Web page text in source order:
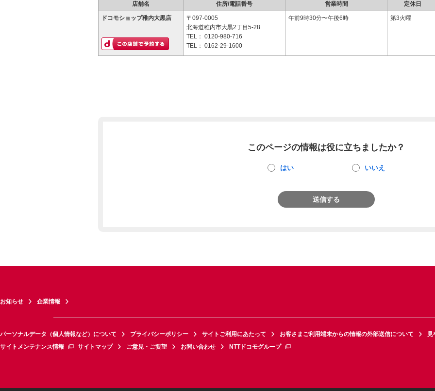
店舗名 住所/電話番号 営業時間 定休日
ドコモショップ稚内大黒店
〒097-0005
北海道稚内市大黒2丁目5-28
TEL： 0120-980-716
TEL： 0162-29-1600
午前9時30分〜午後6時 第3火曜
このページの情報は役に立ちましたか？
はい いいえ
送信する
お知らせ 企業情報
パーソナルデータ（個人情報など）について プライバシーポリシー サイトご利用にあたって お客さまご利用端末からの情報の外部送信について
見
サイトメンテナンス情報
サイトマップ ご意見・ご要望 お問い合わせ NTTドコモグループ